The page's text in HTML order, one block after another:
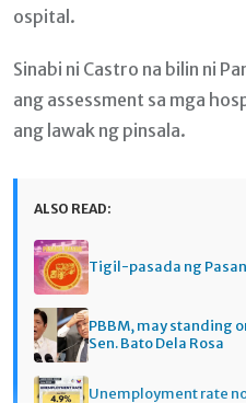
ospital.
Sinabi ni Castro na bilin ni
ang assessment sa mga
ang lawak ng pinsala.
ALSO READ:
Tigil-pasada ng
PBBM, may standing
Sen. Bato Dela Rosa
Unemployment rate